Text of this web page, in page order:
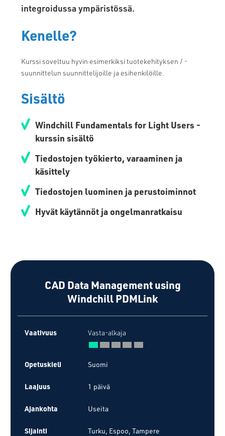
integroidussa ympäristössä.
Kenelle?
Kurssi soveltuu hyvin esimerkiksi tuotekehityksen / -
suunnittelun suunnittelijoille ja esihenkilöille.
Sisältö
Windchill Fundamentals for Light Users -
kurssin sisältö
Tiedostojen työkierto, varaaminen ja
käsittely
Tiedostojen luominen ja perustoiminnot
Hyvät käytännöt ja ongelmanratkaisu
CAD Data Management using
Windchill PDMLink
Vaativuus Vasta-alkaja
Opetuskieli Suomi
Laajuus 1 päivä
Ajankohta Useita
Sijainti Turku, Espoo, Tampere